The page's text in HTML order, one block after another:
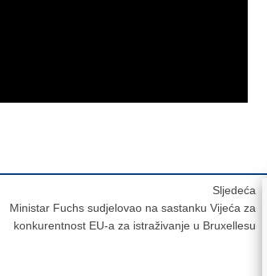
Sljedeća
Ministar Fuchs sudjelovao na sastanku Vijeća za
konkurentnost EU-a za istraživanje u Bruxellesu